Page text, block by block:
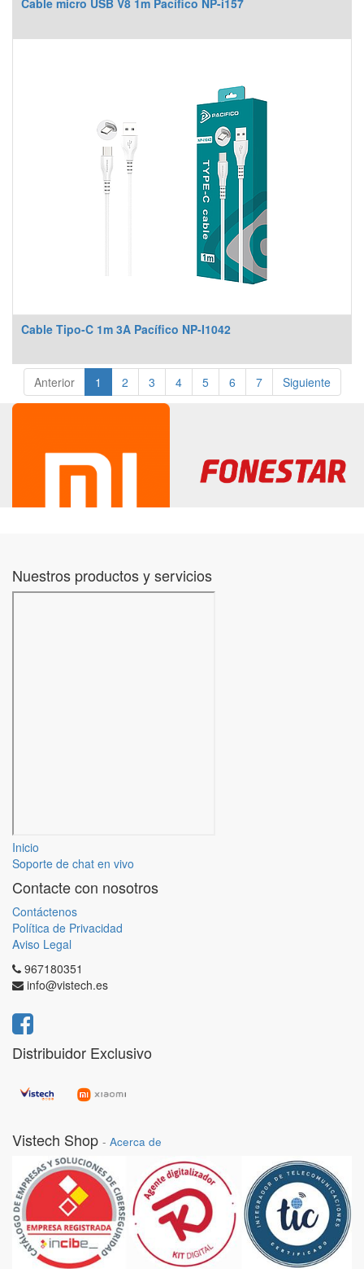
Cable micro USB V8 1m Pacífico NP-i157
Cable Tipo-C 1m 3A Pacífico NP-I1042
Anterior 1 2 3 4 5 6 7 Siguiente
Nuestros productos y servicios
Inicio
Soporte de chat en vivo
Contacte con nosotros
Contáctenos
Política de Privacidad
Aviso Legal
967180351
info@vistech.es
Distribuidor Exclusivo
Vistech Shop - Acerca de